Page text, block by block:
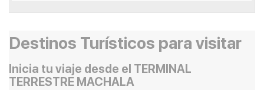
Destinos Turísticos para visitar
Inicia tu viaje desde el TERMINAL
TERRESTRE MACHALA